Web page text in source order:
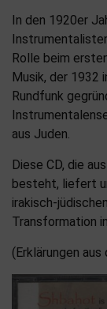
In den 1920er
Rolle beim
Musik, der 1932
Rundfunk
aus Juden.
Diese CD, die
besteht, liefert
irakisch-
Transformation
(Erklärungen